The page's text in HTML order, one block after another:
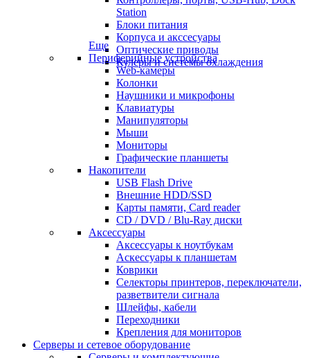
Station
Блоки питания
Корпуса и акссесуары
Оптические приводы
Кулеры и системы охлаждения
Еще
Периферийные устройства
Web-камеры
Колонки
Наушники и микрофоны
Клавиатуры
Манипуляторы
Мыши
Мониторы
Графические планшеты
Накопители
USB Flash Drive
Внешние HDD/SSD
Карты памяти, Card reader
CD / DVD / Blu-Ray диски
Аксессуары
Аксессуары к ноутбукам
Аскессуары к планшетам
Коврики
Селекторы принтеров, переключатели,
разветвители сигнала
Шлейфы, кабели
Переходники
Крепления для мониторов
Серверы и сетевое оборудование